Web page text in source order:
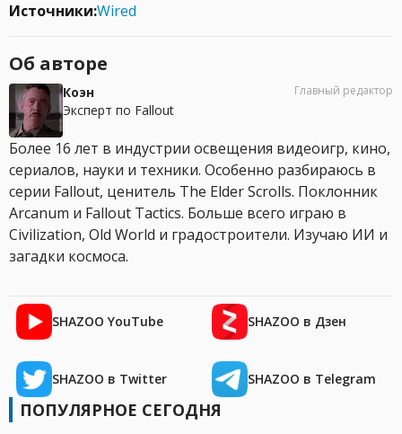
Источники:Wired
Об авторе
Коэн
Эксперт по Fallout
Главный редактор
Более 16 лет в индустрии освещения видеоигр, кино,
сериалов, науки и техники. Особенно разбираюсь в
серии Fallout, ценитель The Elder Scrolls. Поклонник
Arcanum и Fallout Tactics. Больше всего играю в
Civilization, Old World и градостроители. Изучаю ИИ и
загадки космоса.
SHAZOO YouTube SHAZOO в Дзен
SHAZOO в Twitter SHAZOO в Telegram
ПОПУЛЯРНОЕ СЕГОДНЯ